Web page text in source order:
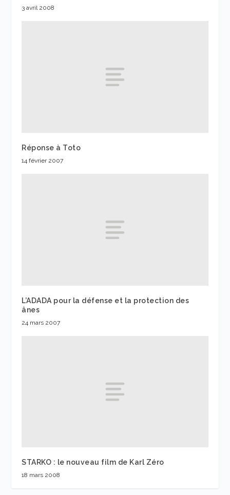
3 avril 2008
Réponse à Toto
14 février 2007
L’ADADA pour la défense et la protection des
ânes
24 mars 2007
STARKO : le nouveau film de Karl Zéro
18 mars 2008